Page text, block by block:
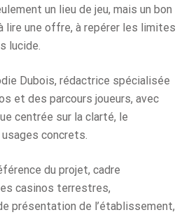
un lieu de jeu, mais un bon
lire une offre, à repérer les limites
lucide.
Dubois, rédactrice spécialisée
et des parcours joueurs, avec
centrée sur la clarté, le
concrets.
du projet, cadre
casinos terrestres,
présentation de l’établissement,